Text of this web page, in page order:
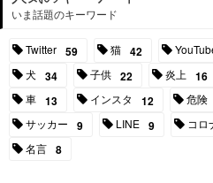
いま話題のキーワード
Twitter 59 猫 42
犬 34 子供 22 炎上 16
車 13 インスタ 12 危険
サッカー 9 LINE 9 コロ
名言 8